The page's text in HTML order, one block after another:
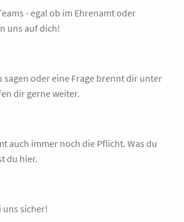
- egal ob im Ehrenamt oder
uns auf dich!
sagen oder eine Frage brennt dir unter
dir gerne weiter.
auch immer noch die Pflicht. Was du
du hier.
uns sicher!